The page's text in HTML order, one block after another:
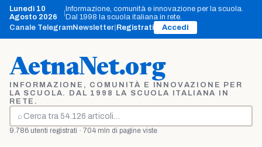
Vai
contenuto
Lunedì 10
Agosto 2026
Informazione, comunità e innovazione per la scuola.
Dal 1998 la scuola italiana in rete.
Canale TelegramNewsletter Registrati Accedi
AetnaNet.org
INFORMAZIONE, COMUNITÀ E INNOVAZIONE PER
LA SCUOLA. DAL 1998 LA SCUOLA ITALIANA IN
RETE.
⌕
Cerca
9.786 utenti registrati · 704 mln di pagine viste